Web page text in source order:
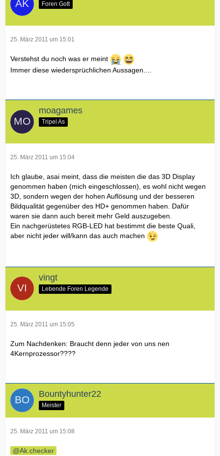
Foren Gott
25. März 2011 um 15:01
Verstehst du noch was er meint
Immer diese wiedersprüchlichen Aussagen....
moagames
Tripel As
25. März 2011 um 15:04
Ich glaube, asai meint, dass die meisten die das 3D Display
genommen haben (mich eingeschlossen), es wohl nicht wegen
3D, sondern wegen der hohen Auflösung und der besseren
Bildqualität gegenüber des HD+ genommen haben. Dafür
waren sie dann auch bereit mehr Geld auszugeben.
Ein nachgerüstetes RGB-LED hat bestimmt die beste Quali,
aber nicht jeder will/kann das auch machen
vingt
Lebende Foren Legende
25. März 2011 um 15:05
Zum Nachdenken: Braucht denn jeder von uns nen
4Kernprozessor????
Bountyhunter22
Meister
25. März 2011 um 15:08
Ak.checker